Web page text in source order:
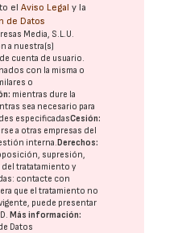
elAviso Legal y la
de Datos
Media, S.L.U.
a nuestra(s)
cuenta de usuario.
con la misma o
o
mientras dure la
sea necesario para
especificadasCesión:
a otras empresas del
interna.Derechos:
supresión,
tratatamiento y
contacte con
que el tratamiento no
puede presentar
.Más información:
Datos